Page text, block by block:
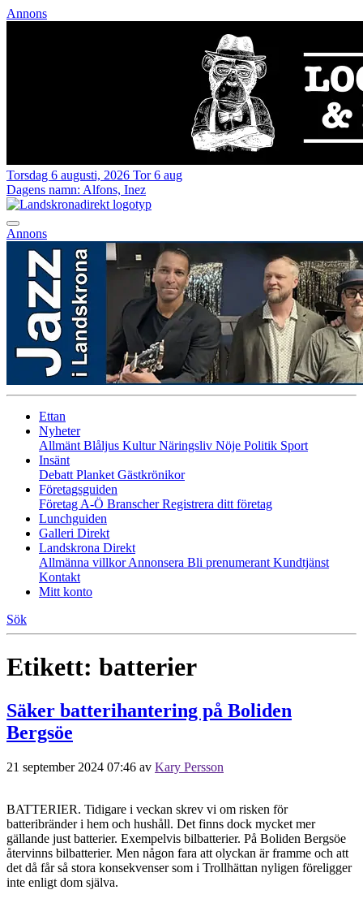
Annons
Torsdag 6 augusti, 2026 Tor 6 aug
Dagens namn: Alfons, Inez
Annons
Ettan
Nyheter
Allmänt Blåljus KulturNäringsliv Nöje Politik Sport
Insänt
Debatt Planket Gästkrönikor
Företagsguiden
Företag A-Ö BranscherRegistrera ditt företag
Lunchguiden
Galleri Direkt
Landskrona Direkt
Allmänna villkorAnnonsera Bli prenumerant Kundtjänst
Kontakt
Mitt konto
Sök
Etikett: batterier
Säker batterihantering på Boliden
Bergsöe
21 september 2024 07:46 av Kary Persson
BATTERIER. Tidigare i veckan skrev vi om risken för
batteribränder i hem och hushåll. Det finns dock mycket mer
gällande just batterier. Exempelvis bilbatterier. På Boliden Bergsöe
återvinns bilbatterier. Men någon fara att olyckan är framme och att
det då får så stora konsekvenser som i Trollhättan nyligen föreligger
inte enligt dom själva.